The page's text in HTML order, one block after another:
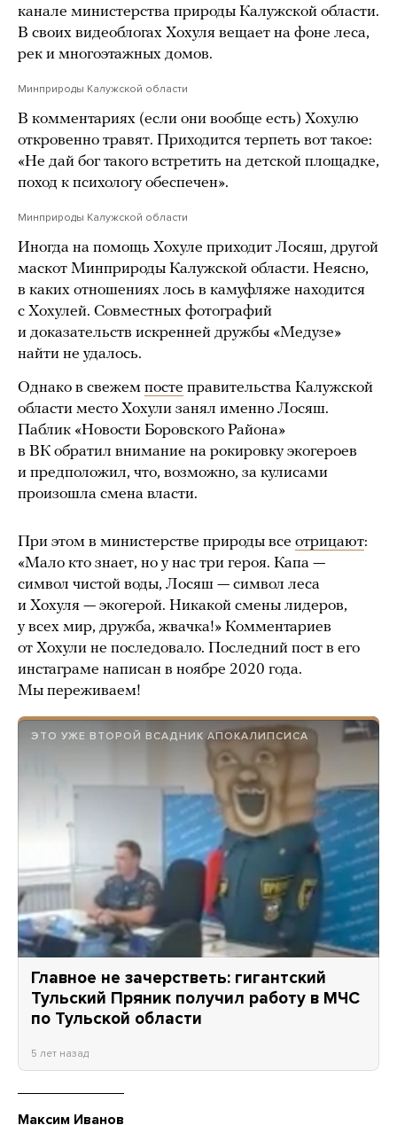
канале министерства природы Калужской области.
В своих видеоблогах Хохуля вещает на фоне леса,
рек и многоэтажных домов.
Минприроды Калужской области
В комментариях (если они вообще есть) Хохулю
откровенно травят. Приходится терпеть вот такое:
«Не дай бог такого встретить на детской площадке,
поход к психологу обеспечен».
Минприроды Калужской области
Иногда на помощь Хохуле приходит Лосяш, другой
маскот Минприроды Калужской области. Неясно,
в каких отношениях лось в камуфляже находится
с Хохулей. Совместных фотографий
и доказательств искренней дружбы «Медузе»
найти не удалось.
Однако в свежем посте правительства Калужской
области место Хохули занял именно Лосяш.
Паблик «Новости Боровского Района»
в ВК обратил внимание на рокировку экогероев
и предположил, что, возможно, за кулисами
произошла смена власти.
При этом в министерстве природы все отрицают:
«Мало кто знает, но у нас три героя. Капа —
символ чистой воды, Лосяш — символ леса
и Хохуля — экогерой. Никакой смены лидеров,
у всех мир, дружба, жвачка!» Комментариев
от Хохули не последовало. Последний пост в его
инстаграме написан в ноябре 2020 года.
Мы переживаем!
ЭТО УЖЕ ВТОРОЙ ВСАДНИК АПОКАЛИПСИСА
Главное не зачерстветь: гигантский
Тульский Пряник получил работу в МЧС
по Тульской области
5 лет назад
Максим Иванов